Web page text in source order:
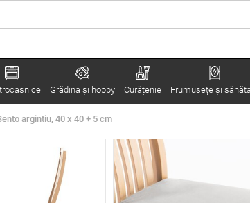
Grădina şi hobby Curățenie Frumuseţe şi
argintiu, 40 x 40 + 5 cm